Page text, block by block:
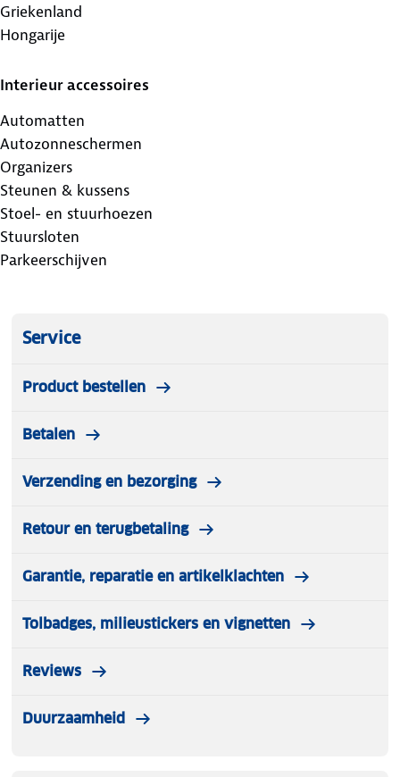
Griekenland
Hongarije
Interieur accessoires
Automatten
Autozonneschermen
Organizers
Steunen & kussens
Stoel- en stuurhoezen
Stuursloten
Parkeerschijven
Service
Product bestellen
Betalen
Verzending en bezorging
Retour en terugbetaling
Garantie, reparatie en artikelklachten
Tolbadges, milieustickers en vignetten
Reviews
Duurzaamheid